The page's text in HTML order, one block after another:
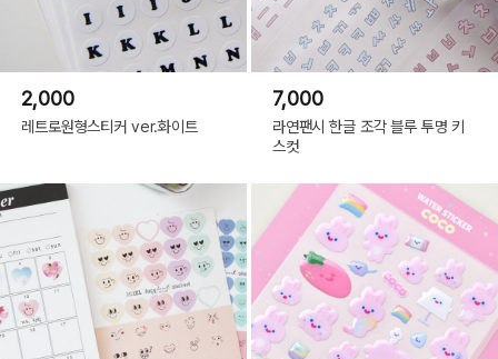
2,000
레트로원형스티커 ver.화이트
7,000
라연팬시 한글 조각 블루 투명 키
스컷